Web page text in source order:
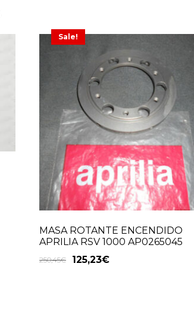
Sale!
MASA ROTANTE ENCENDIDO
APRILIA RSV 1000 AP0265045
250,45€ 125,23€